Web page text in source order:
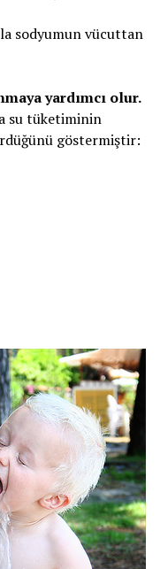
sodyumun vücuttan
yardımcı olur.
su tüketiminin
göstermiştir: